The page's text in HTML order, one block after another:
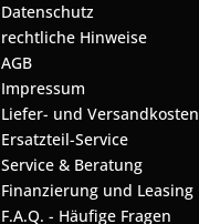
Datenschutz
rechtliche Hinweise
AGB
Impressum
Liefer- und Versandkosten
Ersatzteil-Service
Service & Beratung
Finanzierung und Leasing
F.A.Q. - Häufige Fragen